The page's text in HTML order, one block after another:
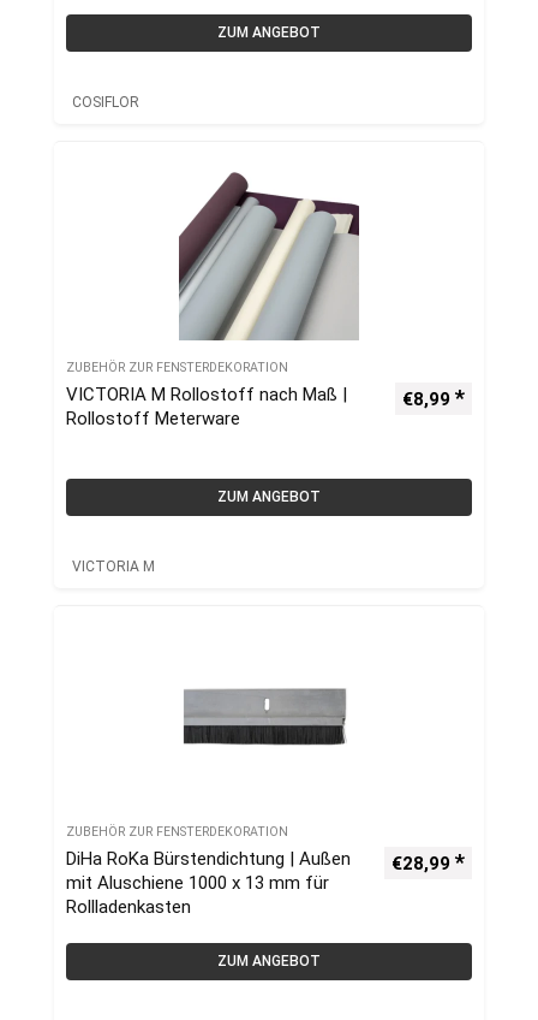
ZUM ANGEBOT
COSIFLOR
ZUBEHÖR ZUR FENSTERDEKORATION
VICTORIA M Rollostoff nach Maß |
Rollostoff Meterware
€8,99
ZUM ANGEBOT
VICTORIA M
ZUBEHÖR ZUR FENSTERDEKORATION
DiHa RoKa Bürstendichtung | Außen
mit Aluschiene 1000 x 13 mm für
Rollladenkasten
€28,99
ZUM ANGEBOT